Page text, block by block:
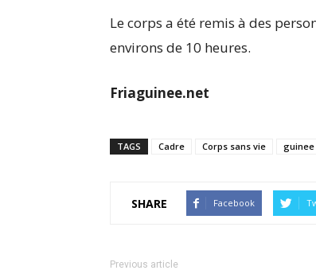
Le corps a été remis à des
environs de 10 heures.
Friaguinee.net
TAGS Cadre Corps sans vie guinee
SHARE Facebook
Previous article